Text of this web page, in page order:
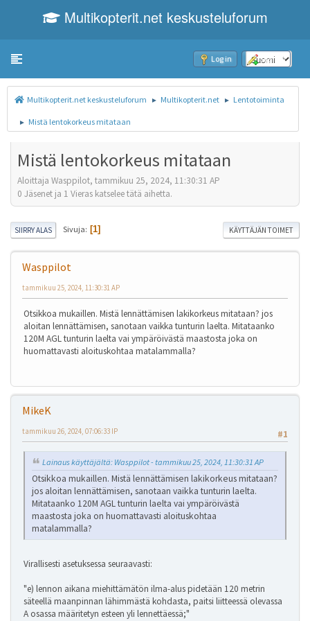
Multikopterit.net keskusteluforum
Toggle navigation Log in Sign up
Multikopterit.net keskusteluforum ► Multikopterit.net ► Lentotoiminta
► Mistä lentokorkeus mitataan
Mistä lentokorkeus mitataan
Aloittaja Wasppilot, tammikuu 25, 2024, 11:30:31 AP
0 Jäsenet ja 1 Vieras katselee tätä aihetta.
SIIRRY ALAS Sivuja 1 KÄYTTÄJÄN TOIMET
Wasppilot
tammikuu 25, 2024, 11:30:31 AP
Otsikkoa mukaillen. Mistä lennättämisen lakikorkeus mitataan? jos
aloitan lennättämisen, sanotaan vaikka tunturin laelta. Mitataanko
120M AGL tunturin laelta vai ympäröivästä maastosta joka on
huomattavasti aloituskohtaa matalammalla?
MikeK
#1
tammikuu 26, 2024, 07:06:33 IP
Lainaus käyttäjältä: Wasppilot - tammikuu 25, 2024, 11:30:31 AP
Otsikkoa mukaillen. Mistä lennättämisen lakikorkeus mitataan?
jos aloitan lennättämisen, sanotaan vaikka tunturin laelta.
Mitataanko 120M AGL tunturin laelta vai ympäröivästä
maastosta joka on huomattavasti aloituskohtaa
matalammalla?
Virallisesti asetuksessa seuraavasti:
"e) lennon aikana miehittämätön ilma-alus pidetään 120 metrin
säteellä maanpinnan lähimmästä kohdasta, paitsi liitteessä olevassa
A osassa määritetyn esteen yli lennettäessä;"